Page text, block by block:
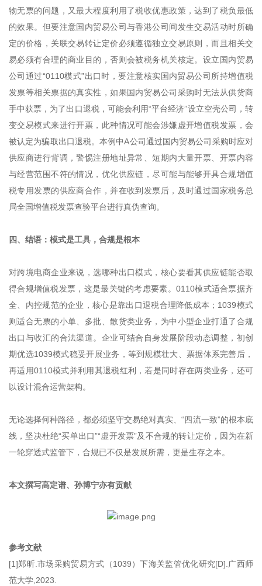
物无票的问题，又最大程度利用了税收优惠政策，达到了税负最低
的效果。但要注意国内贸易公司与香港公司间发生交易活动时所确
定的价格，关联交易转让定价必须遵循独立交易原则，而且相关交
易必须有合理的商业目的，否则会被税务机关核定。设立国内贸易
公司通过“0110模式”出口时，要注意核实国内贸易公司所持增值税
发票等相关票据的真实性，如果国内贸易公司采购时无法从供货商
手中获票，为了出口退税，可能会利用“平台经济”设立空壳公司，转
变交易模式来进行开票，此种情况可能会涉嫌虚开增值税发票，会
被认定为骗取出口退税。本例中A公司通过国内贸易公司采购时应对
供应商进行背调，警惕注册地址异常、短期内大量开票、开票内容
与经营范围不符的情况，优化供应链，尽可能与能够开具合规增值
税专用发票的供应商合作，并在收到发票后，及时通过国家税务总
局全国增值税发票查验平台进行真伪查询。
四、结语：模式是工具，合规是根本
对跨境电商企业来说，选哪种出口模式，核心要看其供应链能否取
得合规增值税发票，这是最关键的考虑要素。0110模式适合票据齐
全、内控规范的企业，核心是靠出口退税合理降低成本；1039模式
则适合无票的小单、多批、散货类业务，为中小型企业打通了合规
出口与收汇的合法渠道。企业可结合自身发展阶段动态调整，初创
期优选1039模式稳妥开展业务，等到规模壮大、票据体系完善后，
再适用0110模式并利用其退税红利，若是同时存在两类业务，还可
以设计混合运营架构。
无论选择何种路径，都必须坚守交易绝对真实、“四流一致”的根本底
线，坚决杜绝“买单出口”“虚开发票”及不合规的转让定价，因为在新
一轮穿透式监管下，合规已不仅是发展所需，更是生存之本。
本文撰写高定谱、孙博宁亦有贡献
参考文献
[1]郑昕.市场采购贸易方式（1039）下海关监管优化研究[D].广西师
范大学,2023.